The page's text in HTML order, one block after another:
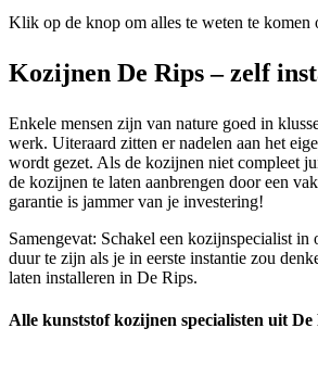
Klik op de knop om alles te weten te
Kozijnen De Rips – zelf
Enkele mensen zijn van nature goed in
werk. Uiteraard zitten er nadelen aan het
wordt gezet. Als de kozijnen niet compleet
de kozijnen te laten aanbrengen door een
garantie is jammer van je investering!
Samengevat: Schakel een kozijnspecialist
duur te zijn als je in eerste instantie zou
laten installeren in De Rips.
Alle kunststof kozijnen specialisten uit De